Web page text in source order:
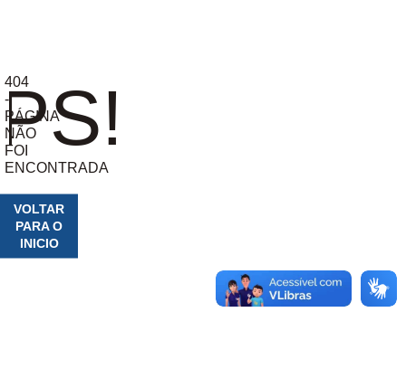
404
-
PÁGINA
NÃO
FOI
ENCONTRADA
VOLTAR
PARA O
INICIO